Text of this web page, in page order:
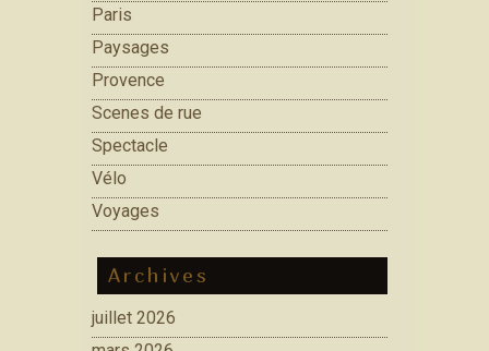
Paris
Paysages
Provence
Scenes de rue
Spectacle
Vélo
Voyages
Archives
juillet 2026